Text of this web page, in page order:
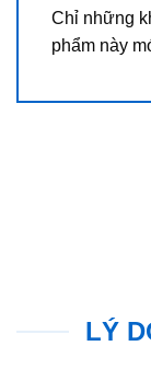
Chỉ những
phẩm này
LÝ